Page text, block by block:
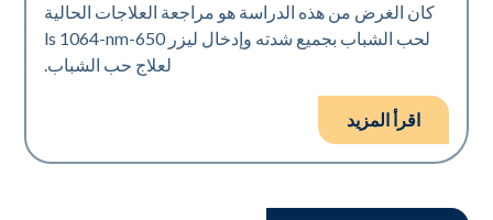
كان الغرض من هذه الدراسة هو مراجعة العلاجات الحالية
لحب الشباب بجميع شدته وإدخال ليزر 650-ls 1064-nm
لعلاج حب الشباب.
اقرأ المزيد